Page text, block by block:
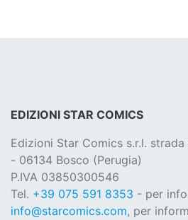
EDIZIONI STAR COMICS
Edizioni Star Comics s.r.l.
- 06134 Bosco (Perugia)
P.IVA 03850300546
Tel. +39 075 591 8353 - per
info@starcomics.com, per